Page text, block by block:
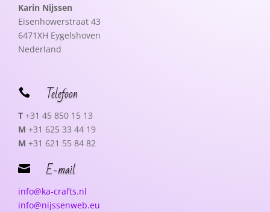
Karin Nijssen
Eisenhowerstraat 43
6471XH Eygelshoven
Nederland
 Telefoon
T +31 45 850 15 13
M +31 625 33 44 19
M +31 621 55 84 82
 E-mail
info@ka-crafts.nl
info@nijssenweb.eu